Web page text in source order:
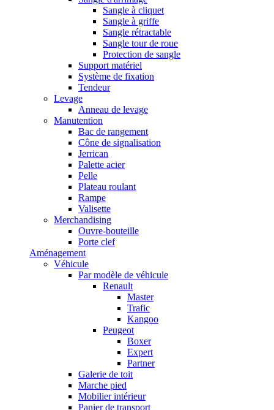
Sangle à cliquet
Sangle à griffe
Sangle rétractable
Sangle tour de roue
Protection de sangle
Support matériel
Système de fixation
Tendeur
Levage
Anneau de levage
Manutention
Bac de rangement
Cône de signalisation
Jerrican
Palette acier
Pelle
Plateau roulant
Rampe
Valisette
Merchandising
Ouvre-bouteille
Porte clef
Aménagement
Véhicule
Par modèle de véhicule
Renault
Master
Trafic
Kangoo
Peugeot
Boxer
Expert
Partner
Galerie de toit
Marche pied
Mobilier intérieur
Panier de transport